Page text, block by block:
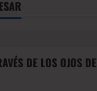
DE LOS OJOS DE